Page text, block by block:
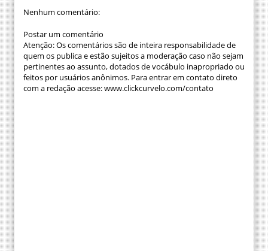
Nenhum comentário:
Postar um comentário
Atenção: Os comentários são de inteira responsabilidade de
quem os publica e estão sujeitos a moderação caso não sejam
pertinentes ao assunto, dotados de vocábulo inapropriado ou
feitos por usuários anônimos. Para entrar em contato direto
com a redação acesse: www.clickcurvelo.com/contato